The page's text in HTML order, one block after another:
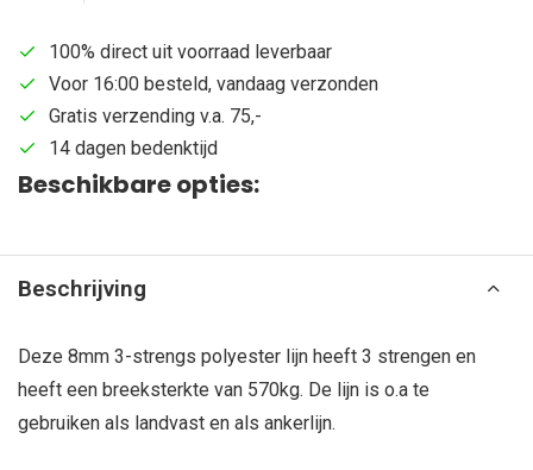
100% direct uit voorraad leverbaar
Voor 16:00 besteld, vandaag verzonden
Gratis verzending v.a. 75,-
14 dagen bedenktijd
Beschikbare opties:
Beschrijving
Deze 8mm 3-strengs polyester lijn heeft 3 strengen en
heeft een breeksterkte van 570kg. De lijn is o.a te
gebruiken als landvast en als ankerlijn.